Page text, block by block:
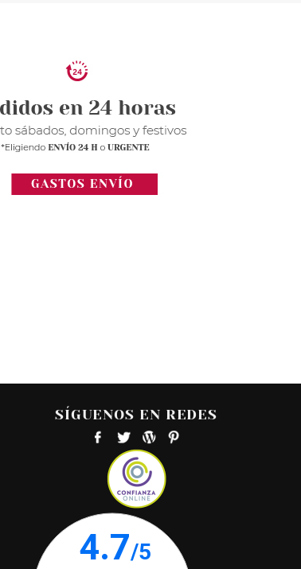
SÍGUENOS EN REDES